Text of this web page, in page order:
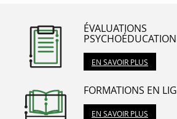
ÉVALUATIONS
EN SAVOIR PLUS
FORMATIONS EN
EN SAVOIR PLUS